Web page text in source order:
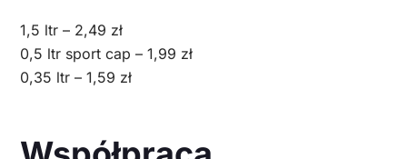
1,5 ltr – 2,49 zł
0,5 ltr sport cap – 1,99 zł
0,35 ltr – 1,59 zł